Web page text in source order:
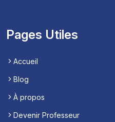
Pages Utiles
Accueil
Blog
À propos
Devenir Professeur